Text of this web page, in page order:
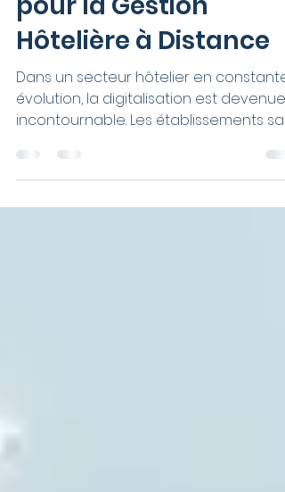
Solution Complète
pour la Gestion
Hôtelière à Distance
évolution, la digitalisation est devenue
incontournable. Les établissements
réception physique...